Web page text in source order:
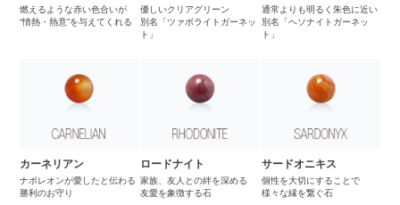
燃えるような赤い色合いが
“情熱・熱意”を与えてくれる
優しいクリアグリーン
別名「ツァボライトガーネッ
ト」
通常よりも明るく朱色に近い
別名「ヘソナイトガーネッ
ト」
カーネリアン
ナポレオンが愛したと伝わる
勝利のお守り
ロードナイト
家族、友人との絆を深める
友愛を象徴する石
サードオニキス
個性を大切にすることで
様々な縁を繋ぐ石